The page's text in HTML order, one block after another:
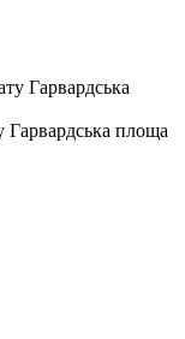
Гарвардська площа